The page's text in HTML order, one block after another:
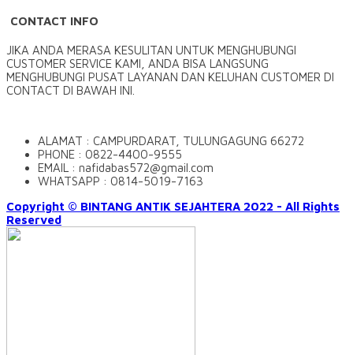
CONTACT INFO
JIKA ANDA MERASA KESULITAN UNTUK MENGHUBUNGI
CUSTOMER SERVICE KAMI, ANDA BISA LANGSUNG
MENGHUBUNGI PUSAT LAYANAN DAN KELUHAN CUSTOMER DI
CONTACT DI BAWAH INI.
ALAMAT : CAMPURDARAT, TULUNGAGUNG 66272
PHONE : 0822-4400-9555
EMAIL : nafidabas572@gmail.com
WHATSAPP : 0814-5019-7163
Copyright © BINTANG ANTIK SEJAHTERA 2022 - All Rights
Reserved